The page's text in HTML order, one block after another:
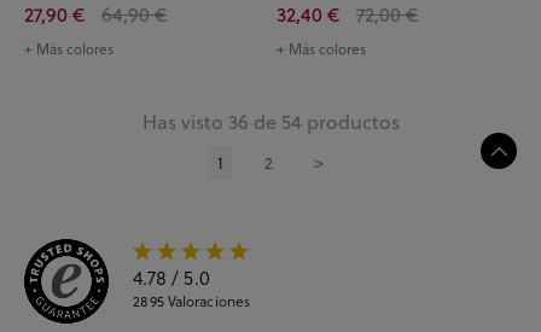
27,90 € 64,90 €
+ Más colores
32,40 € 72,00 €
+ Más colores
Has visto 36 de 54 productos
1 2 >
4.78 / 5.0
2895Valoraciones